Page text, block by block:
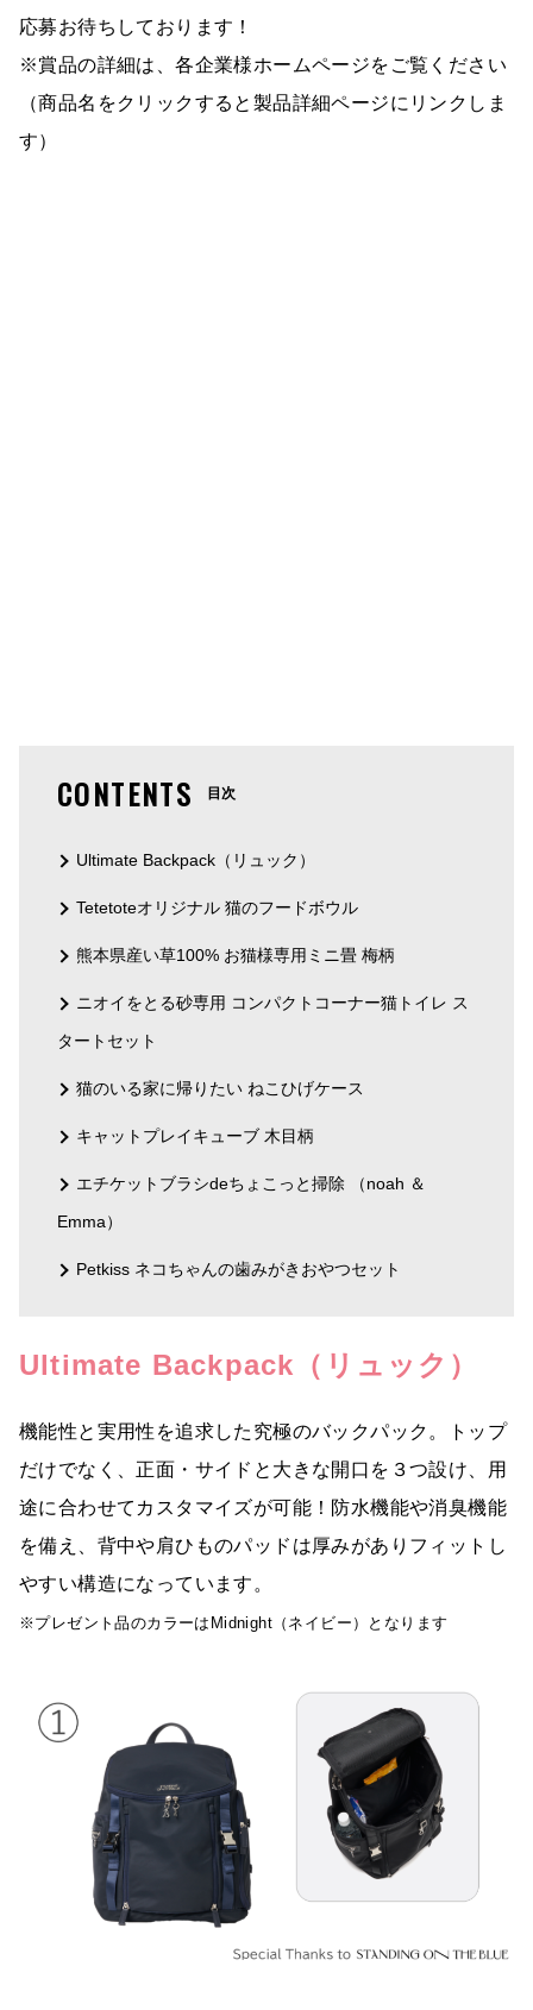
応募お待ちしております！
※賞品の詳細は、各企業様ホームページをご覧ください
（商品名をクリックすると製品詳細ページにリンクしま
す）
CONTENTS 目次
Ultimate Backpack（リュック）
Tetetoteオリジナル 猫のフードボウル
熊本県産い草100% お猫様専用ミニ畳 梅柄
ニオイをとる砂専用 コンパクトコーナー猫トイレ ス
タートセット
猫のいる家に帰りたい ねこひげケース
キャットプレイキューブ 木目柄
エチケットブラシdeちょこっと掃除 （noah ＆
Emma）
Petkiss ネコちゃんの歯みがきおやつセット
Ultimate Backpack（リュック）
機能性と実用性を追求した究極のバックパック。トップ
だけでなく、正面・サイドと大きな開口を３つ設け、用
途に合わせてカスタマイズが可能！防水機能や消臭機能
を備え、背中や肩ひものパッドは厚みがありフィットし
やすい構造になっています。
※プレゼント品のカラーはMidnight（ネイビー）となります